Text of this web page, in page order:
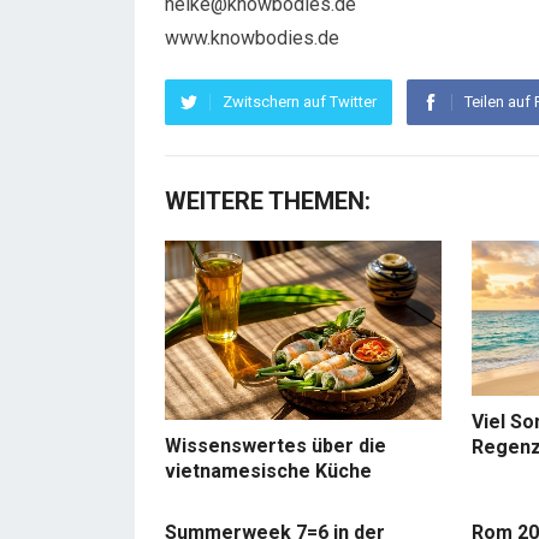
www.knowbodies.de
Zwitschern auf Twitter Teilen auf
WEITERE THEMEN:
Wissenswertes über die
vietnamesische Küche
Viel
Summerweek 7=6 in der Rom